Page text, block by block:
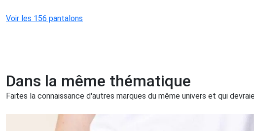
Voir les 156 pantalons
Dans la même thématique
Faites la connaissance d'autres marques du même univers et qui